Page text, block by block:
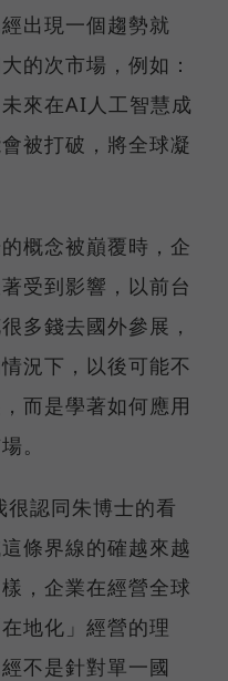
出現一個趨勢就
的次市場，例如：
來在AI人工智慧成
被打破，將全球凝
概念被巔覆時，企
受到影響，以前台
多錢去國外參展，
況下，以後可能不
而是學著如何應用
。
很認同朱博士的看
條界線的確越來越
，企業在經營全球
地化」經營的理
不是針對單一國